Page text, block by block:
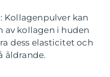
Kollagenpulver kan
kollagen i huden
dess elasticitet och
åldrande.